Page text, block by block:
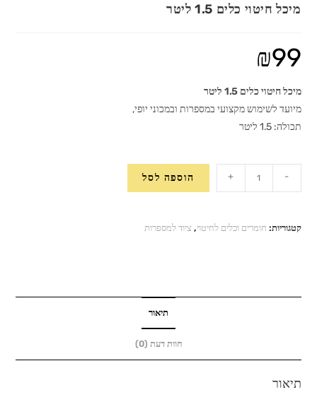
מיכל חיטוי כלים 1.5 ליטר
₪99
מיכל חיטוי כלים 1.5 ליטר
מיועד לשימוש מקצועי במספרות ובמכוני יופי,
תכולה: 1.5 ליטר
של
חיטוי
-
+ הוספה לסל
קטגוריות: חומרים וכלים לחיטוי, ציוד למספרות
תיאור
חוות דעת (0)
תיאור